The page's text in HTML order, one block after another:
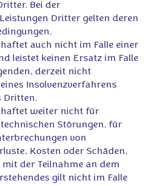
Bei der
Dritter gelten deren
auch nicht im Falle einer
leistet keinen Ersatz im Falle
derzeit nicht
Insolvenzverfahrens
Dritten.
haftet weiter nicht für
Störungen, für
von
Kosten oder Schäden,
der Teilnahme an dem
gilt nicht im Falle